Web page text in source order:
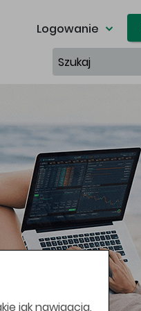
Logowanie
Szukaj
jak nawigacja,